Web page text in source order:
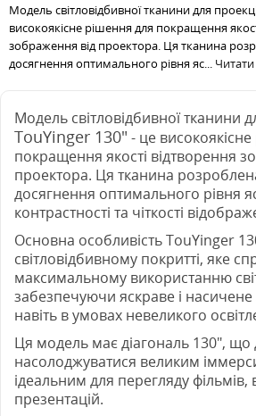
Модель світловідбивної тканини для
високоякісне рішення для покращення
зображення від проектора. Ця тканина
досягнення оптимального рівня яс... Читати
Модель світловідбивної тканини
TouYinger 130" - це
покращення якості відтворення
проектора. Ця тканина
досягнення оптимального рівня
контрастності та чіткості
Основна особливість TouYinger
світловідбивному покритті, яке
максимальному використанню
забезпечуючи яскраве і
навіть в умовах невеликого
Ця модель має діагональ 130", що
насолоджуватися великим
ідеальним для перегляду фільмів,
презентацій.